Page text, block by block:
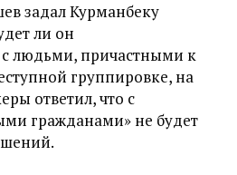
задал Курманбеку
ли он
с людьми, причастными к
группировке, на
ответил, что с
гражданами» не будет